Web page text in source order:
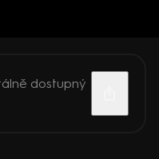
dostupný